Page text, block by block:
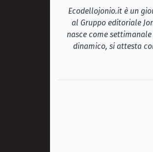
Ecodellojonio.it è un
al Gruppo editoriale
nasce come
dinamico, si attesta